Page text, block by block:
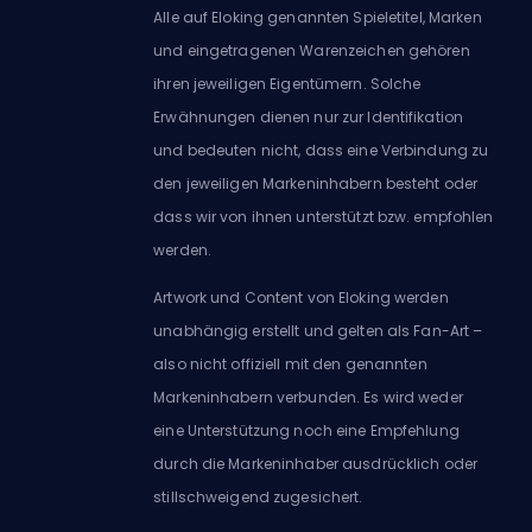
Alle auf Eloking genannten Spieletitel, Marken
und eingetragenen Warenzeichen gehören
ihren jeweiligen Eigentümern. Solche
Erwähnungen dienen nur zur Identifikation
und bedeuten nicht, dass eine Verbindung zu
den jeweiligen Markeninhabern besteht oder
dass wir von ihnen unterstützt bzw. empfohlen
werden.
Artwork und Content von Eloking werden
unabhängig erstellt und gelten als Fan-Art –
also nicht offiziell mit den genannten
Markeninhabern verbunden. Es wird weder
eine Unterstützung noch eine Empfehlung
durch die Markeninhaber ausdrücklich oder
stillschweigend zugesichert.